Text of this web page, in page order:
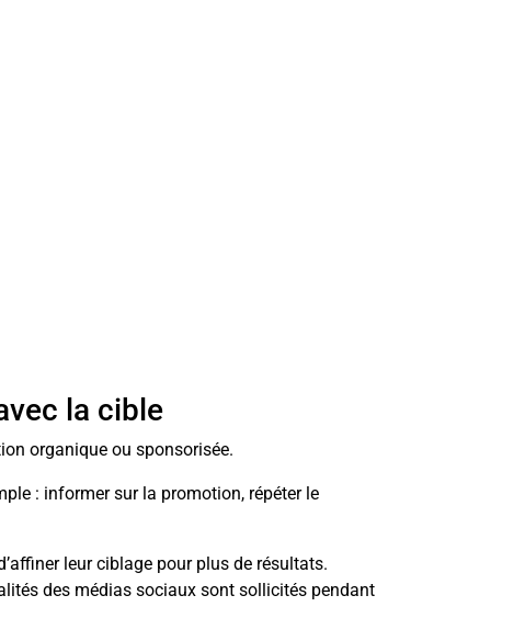
la cible
organique ou sponsorisée.
: informer sur la promotion, répéter le
leur ciblage pour plus de résultats.
des médias sociaux sont sollicités pendant